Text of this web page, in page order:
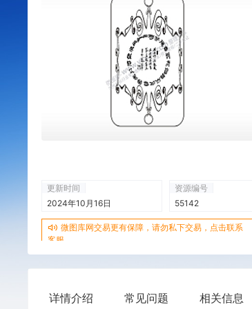
更新时间
2024年10月16日
资源编号
55142
微图库网交易更有保障，请勿私下交易，点击联系
客服
详情介绍 常见问题 相关信息